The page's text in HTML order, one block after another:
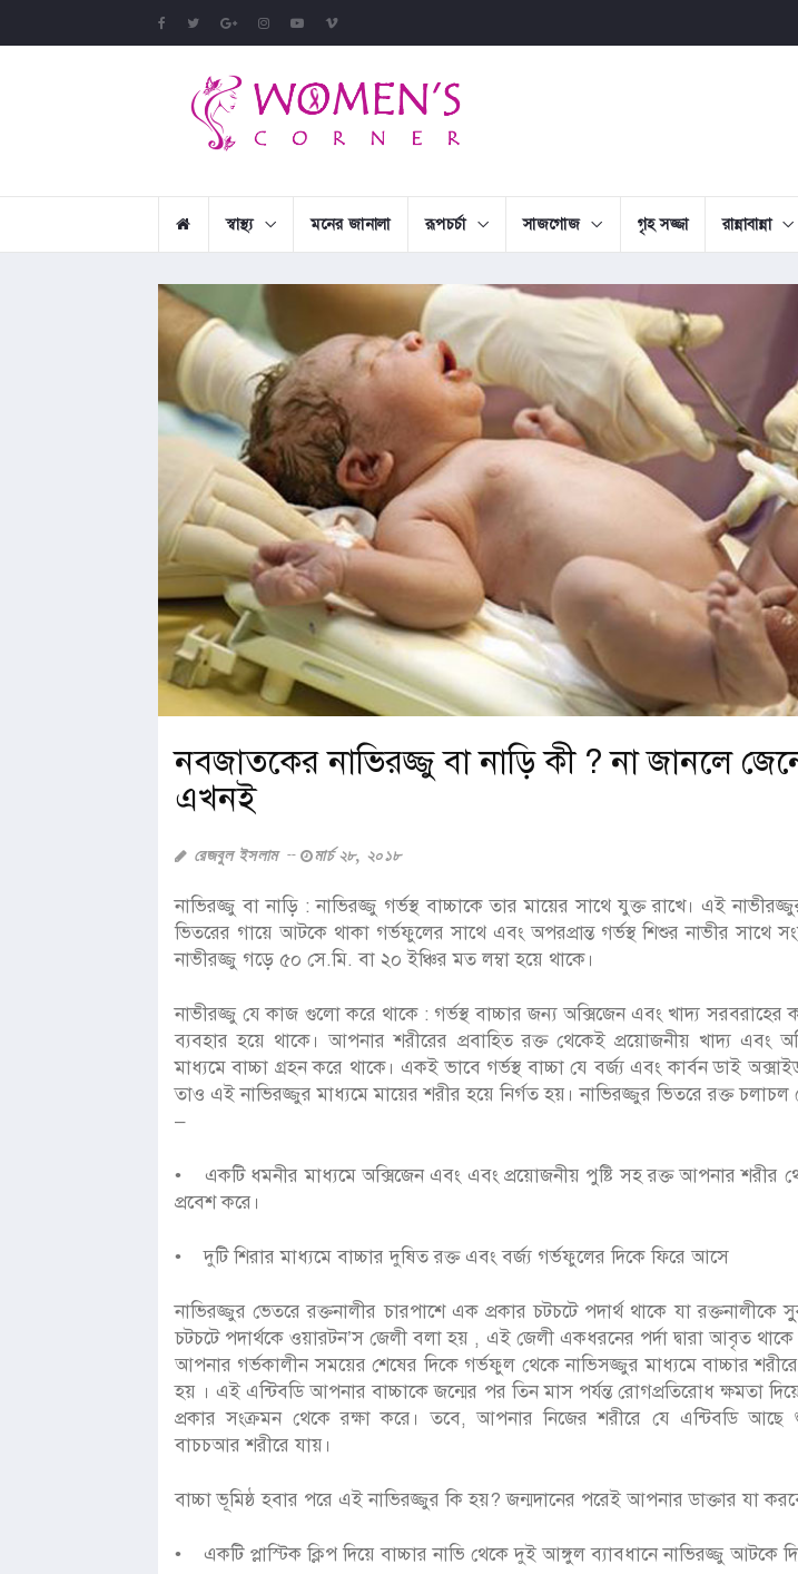
স্বাস্থ্য মনের জানালা রূপচর্চা সাজগোজ গৃহ সজ্জা রান্নাবান্না
নবজাতকের নাভিরজ্জু বা নাড়ি কী ? না জানলে
এখনই
রেজবুল ইসলাম মার্চ ২৮, ২০১৮
নাভিরজ্জু বা নাড়ি : নাভিরজ্জু গর্ভস্থ বাচ্চাকে তার মায়ের সাথে যুক্ত রাখে। এই
ভিতরের গায়ে আটকে থাকা গর্ভফুলের সাথে এবং অপরপ্রান্ত গর্ভস্থ শিশুর নাভীর সাথে
নাভীরজ্জু গড়ে ৫০ সে.মি. বা ২০ ইঞ্চির মত লম্বা হয়ে থাকে।
নাভীরজ্জু যে কাজ গুলো করে থাকে : গর্ভস্থ বাচ্চার জন্য অক্সিজেন এবং খাদ্য সরবরাহের
ব্যবহার হয়ে থাকে। আপনার শরীরের প্রবাহিত রক্ত থেকেই প্রয়োজনীয় খাদ্য এবং
মাধ্যমে বাচ্চা গ্রহন করে থাকে। একই ভাবে গর্ভস্থ বাচ্চা যে বর্জ্য এবং কার্বন ডাই
তাও এই নাভিরজ্জুর মাধ্যমে মায়ের শরীর হয়ে নির্গত হয়। নাভিরজ্জুর ভিতরে রক্ত চলাচল
–
• একটি ধমনীর মাধ্যমে অক্সিজেন এবং এবং প্রয়োজনীয় পুষ্টি সহ রক্ত আপনার শরীর
প্রবেশ করে।
• দুটি শিরার মাধ্যমে বাচ্চার দুষিত রক্ত এবং বর্জ্য গর্ভফুলের দিকে ফিরে আসে
নাভিরজ্জুর ভেতরে রক্তনালীর চারপাশে এক প্রকার চটচটে পদার্থ থাকে যা রক্তনালীকে
চটচটে পদার্থকে ওয়ারটন’স জেলী বলা হয় , এই জেলী একধরনের পর্দা দ্বারা আবৃত থাকে
আপনার গর্ভকালীন সময়ের শেষের দিকে গর্ভফুল থেকে নাভিসজ্জুর মাধ্যমে বাচ্চার শরীরে
হয় । এই এন্টিবডি আপনার বাচ্চাকে জন্মের পর তিন মাস পর্যন্ত রোগপ্রতিরোধ ক্ষমতা
প্রকার সংক্রমন থেকে রক্ষা করে। তবে, আপনার নিজের শরীরে যে এন্টিবডি
বাচচআর শরীরে যায়।
বাচ্চা ভূমিষ্ঠ হবার পরে এই নাভিরজ্জুর কি হয়? জন্মদানের পরেই আপনার ডাক্তার যা
• একটি প্লাস্টিক ক্লিপ দিয়ে বাচ্চার নাভি থেকে দুই আঙ্গুল ব্যাবধানে নাভিরজ্জু আটকে